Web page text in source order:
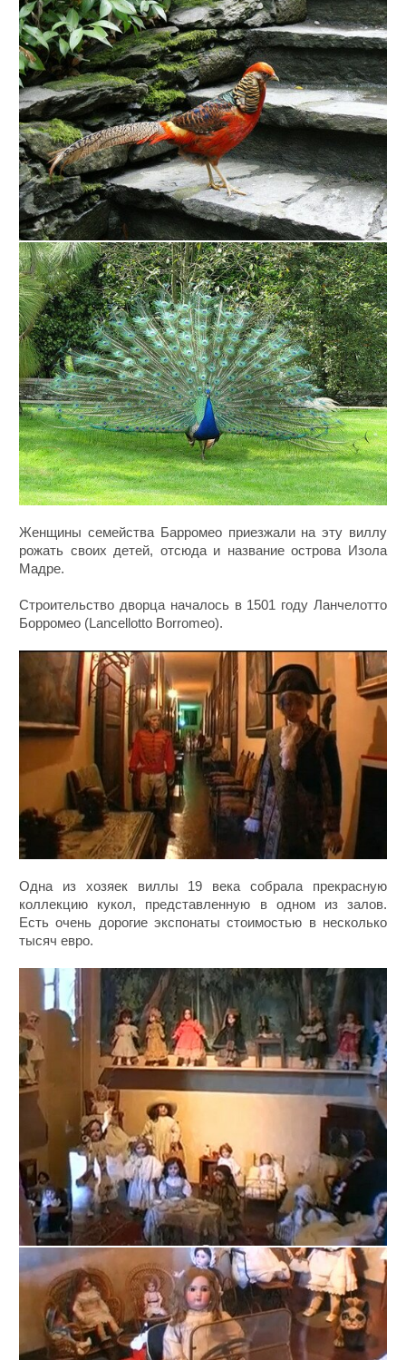
Женщины семейства Барромео приезжали на эту виллу
рожать своих детей, отсюда и название острова Изола
Мадре.
Строительство дворца началось в 1501 году Ланчелотто
Борромео (Lancellotto Borromeo).
Одна из хозяек виллы 19 века собрала прекрасную
коллекцию кукол, представленную в одном из залов.
Есть очень дорогие экспонаты стоимостью в несколько
тысяч евро.